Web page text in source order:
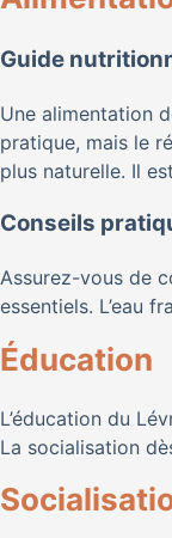
Guide
Une alimentation
pratique, mais le
plus naturelle. Il
Conseils
Assurez-vous de
essentiels. L’eau
Éducation
L’éducation du
La socialisation